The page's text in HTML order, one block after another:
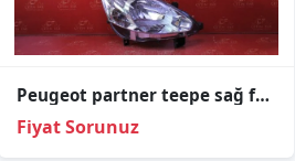
Peugeot partner teepe sağ far sıfır orj 2012-2015 9677202380
Fiyat Sorunuz